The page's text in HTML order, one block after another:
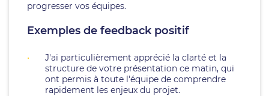
progresser vos équipes.
Exemples de feedback positif
J'ai particulièrement apprécié la clarté et la
structure de votre présentation ce matin, qui
ont permis à toute l'équipe de comprendre
rapidement les enjeux du projet.